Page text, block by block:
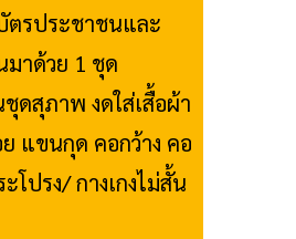
ตรประชาชนและ
าด้วย 1 ชุด
ดสุภาพ งดใส่เสื้อผ้า
ย แขนกุด คอกว้าง คอ
โปรง/ กางเกงไม่สั้น